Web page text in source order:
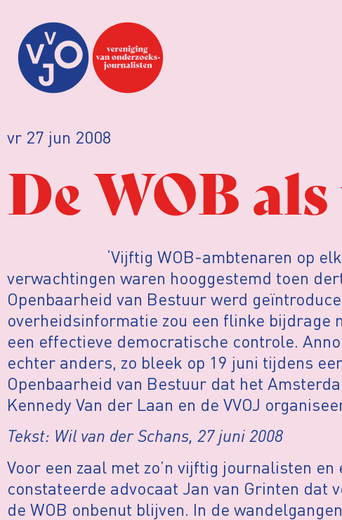
vr 27 jun 2008
De WOB
‘Vijftig WOB-ambtenaren op
verwachtingen waren hooggestemd toen
Openbaarheid van Bestuur werd
overheidsinformatie zou een flinke bijdrage
een effectieve democratische controle.
echter anders, zo bleek op 19 juni tijdens
Openbaarheid van Bestuur dat het
Kennedy Van der Laan en de VVOJ
Tekst: Wil van der Schans, 27 juni 2008
Voor een zaal met zo’n vijftig journalisten
constateerde advocaat Jan van Grinten dat
de WOB onbenut blijven. In de